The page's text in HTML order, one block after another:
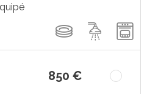
850 €